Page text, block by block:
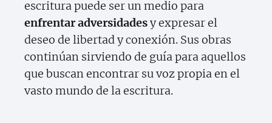
escritura puede ser un medio para
enfrentar adversidadesy expresar el
deseo de libertad y conexión. Sus obras
continúan sirviendo de guía para aquellos
que buscan encontrar su voz propia en el
vasto mundo de la escritura.